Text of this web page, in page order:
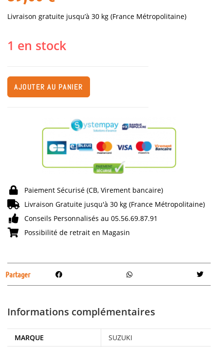
Livraison gratuite jusqu’à 30 kg (France Métropolitaine)
1 en stock
AJOUTER AU PANIER
Paiement Sécurisé (CB, Virement bancaire)
Livraison Gratuite jusqu'à 30 kg (France Métropolitaine)
Conseils Personnalisés au 05.56.69.87.91
Possibilité de retrait en Magasin
Partager
Informations complémentaires
MARQUE SUZUKI